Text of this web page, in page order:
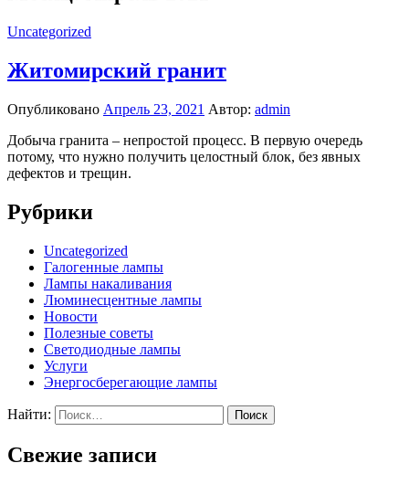
Uncategorized
Житомирский гранит
Опубликовано Апрель 23, 2021 Автор: admin
Добыча гранита – непростой процесс. В первую очередь
потому, что нужно получить целостный блок, без явных
дефектов и трещин.
Рубрики
Uncategorized
Галогенные лампы
Лампы накаливания
Люминесцентные лампы
Новости
Полезные советы
Светодиодные лампы
Услуги
Энергосберегающие лампы
Найти:
Свежие записи